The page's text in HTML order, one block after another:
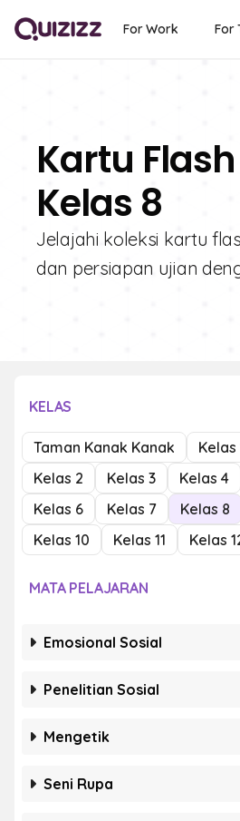
For Work For
Kartu
Kelas 8
Jelajahi koleksi kartu
dan persiapan ujian
KELAS
Taman Kanak Kanak
Kelas
Kelas 2
Kelas 3 Kelas 4
Kelas 6
Kelas 7 Kelas 8
Kelas 10
Kelas 11 Kelas
MATA PELAJARAN
Emosional Sosial
Penelitian Sosial
Mengetik
Seni Rupa